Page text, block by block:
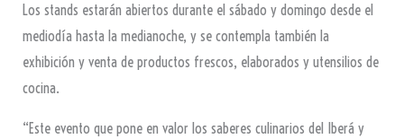
Los stands estarán abiertos durante el sábado y domingo desde el
mediodía hasta la medianoche, y se contempla también la
exhibición y venta de productos frescos, elaborados y utensilios de
cocina.
“Este evento que pone en valor los saberes culinarios del Iberá y